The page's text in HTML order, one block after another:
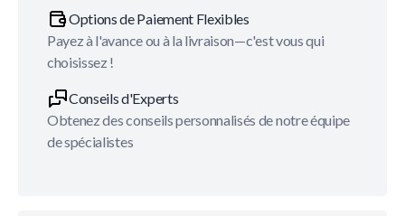
Options de Paiement Flexibles
Payez à l'avance ou à la livraison—c'est vous qui
choisissez !
Conseils d'Experts
Obtenez des conseils personnalisés de notre équipe
de spécialistes